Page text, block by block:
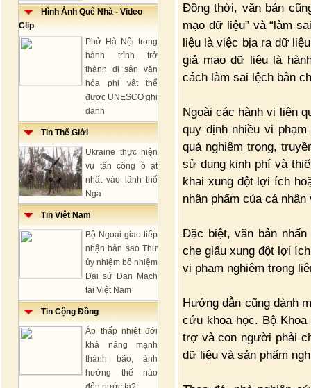
Hình Ảnh Quê Nhà - Video
Clip
Phở Hà Nội trong
hành trình trở
thành di sản văn
hóa phi vật thể
được UNESCO ghi
danh
Tin Thế Giới
Ukraine thực hiện
vụ tấn công ồ ạt
nhất vào lãnh thổ
Nga
Tin Việt Nam
Bộ Ngoại giao tiếp
nhận bản sao Thư
ủy nhiệm bổ nhiệm
Đại sứ Đan Mạch
tại Việt Nam
Tin Cộng Đồng
Áp thấp nhiệt đới
khả năng mạnh
thành bão, ảnh
hưởng thế nào
Đồng thời, văn bản
mạo dữ liệu” và “làm
liệu là việc bịa ra dữ
giả mạo dữ liệu là
cách làm sai lệch bản
Ngoài các hành vi liên
quy định nhiều vi
quả nghiêm trọng,
sử dụng kinh phí và
khai xung đột lợi ích
nhân phẩm của cá nhân
Đặc biệt, văn bản
che giấu xung đột lợi
vi phạm nghiêm trọng
Hướng dẫn cũng dành
cứu khoa học. Bộ
trợ và con người phải
dữ liệu và sản phẩm